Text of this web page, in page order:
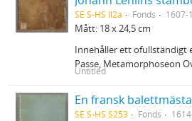
SE S-HS Il2a Fonds 1607-
Mått: 18 x 24,5 cm
Innehåller ett ofullständigt
Passe, Metamorphoseon
Untitled
SE S-HS S253 Fonds